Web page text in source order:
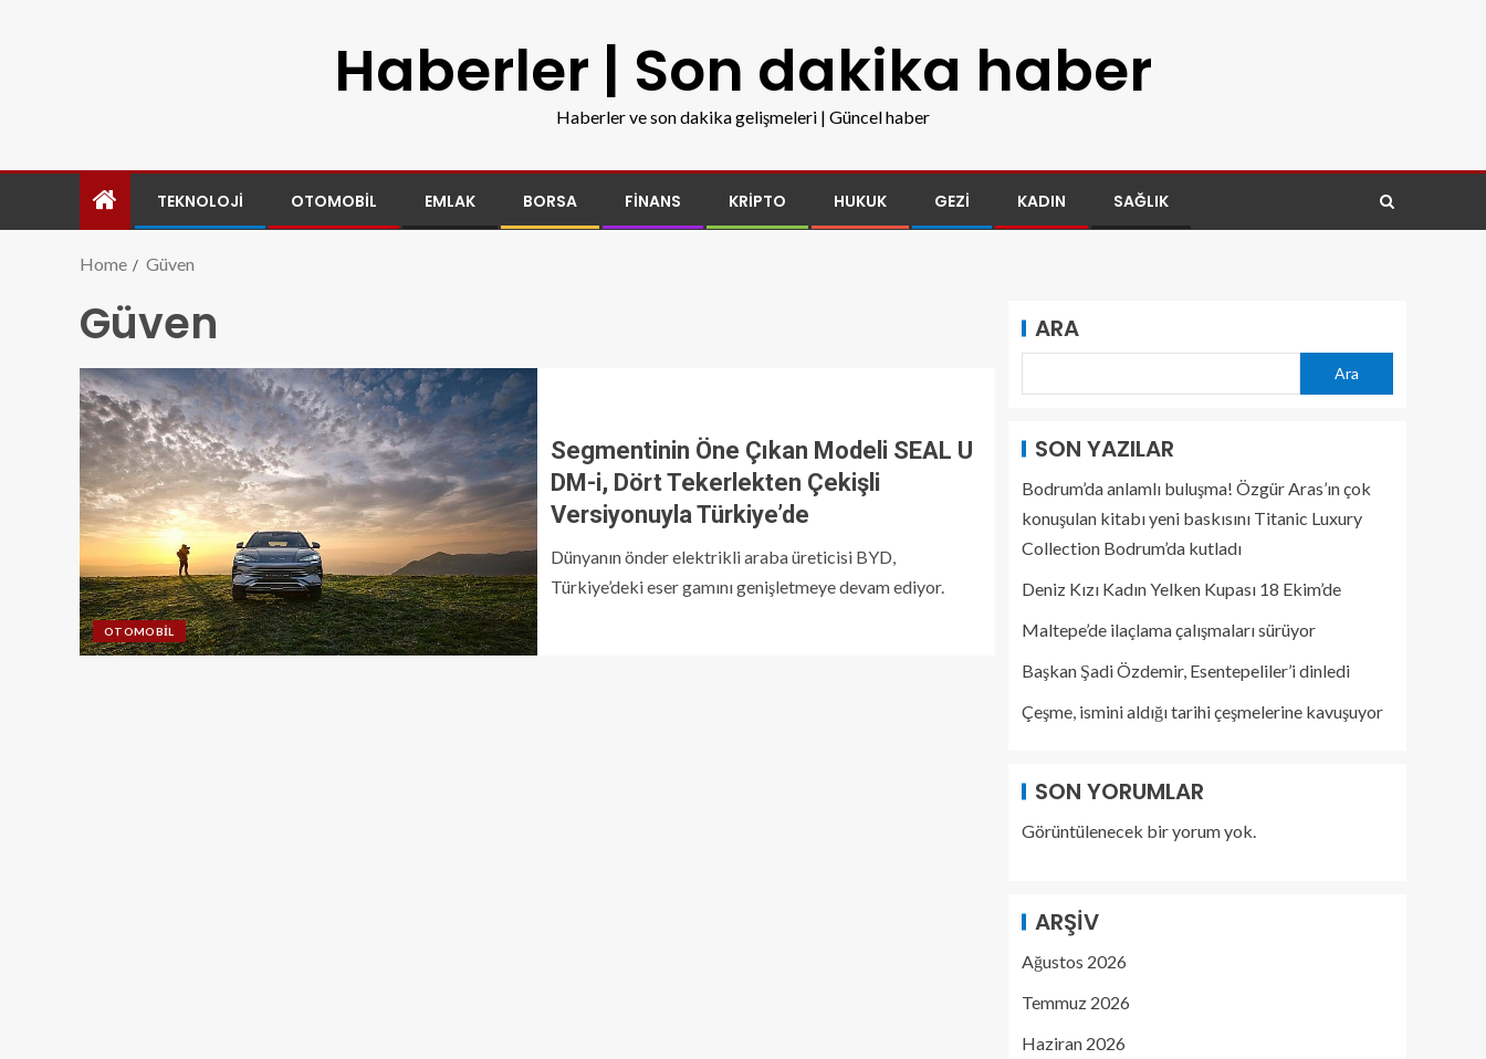
Haberler | Son dakika haber
Haberler ve son dakika gelişmeleri | Güncel haber
TEKNOLOJI OTOMOBIL EMLAK BORSA FINANS KRIPTO HUKUK GEZI KADIN SAĞLIK
Home Güven
Güven
OTOMOBIL
Segmentinin Öne Çıkan Modeli SEAL U
DM-i, Dört Tekerlekten Çekişli
Versiyonuyla Türkiye’de
Dünyanın önder elektrikli araba üreticisi BYD,
Türkiye’deki eser gamını genişletmeye devam ediyor.
ARA
Ara
SON YAZILAR
Bodrum’da anlamlı buluşma! Özgür Aras’ın çok
konuşulan kitabı yeni baskısını Titanic Luxury
Collection Bodrum’da kutladı
Deniz Kızı Kadın Yelken Kupası 18 Ekim’de
Maltepe’de ilaçlama çalışmaları sürüyor
Başkan Şadi Özdemir, Esentepeliler’i dinledi
Çeşme, ismini aldığı tarihi çeşmelerine kavuşuyor
SON YORUMLAR
Görüntülenecek bir yorum yok.
ARŞIV
Ağustos 2026
Temmuz 2026
Haziran 2026